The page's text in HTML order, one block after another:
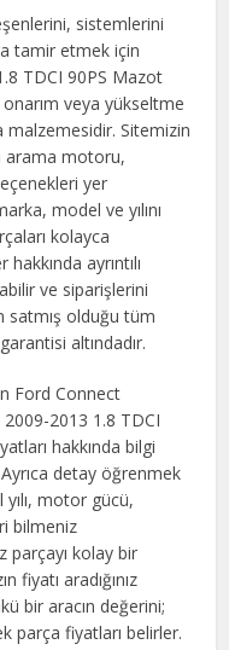
sistemlerini
tamir etmek için
TDCI 90PS Mazot
veya yükseltme
malzemesidir. Sitemizin
arama motoru,
yer
model ve yılını
kolayca
ayrıntılı
ve siparişlerini
satmış olduğu tüm
altındadır.
Ford Connect
2013 1.8 TDCI
hakkında bilgi
detay öğrenmek
yılı, motor gücü,
bilmeniz
parçayı kolay bir
fiyatı aradığınız
bir aracın değerini;
parça fiyatları belirler.